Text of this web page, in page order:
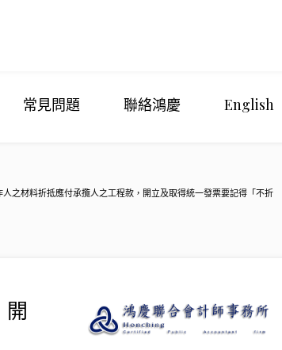
常見問題 聯絡鴻慶 English
人之材料折抵應付承攬人之工程款，開立及取得統一發票要記得「不折
開